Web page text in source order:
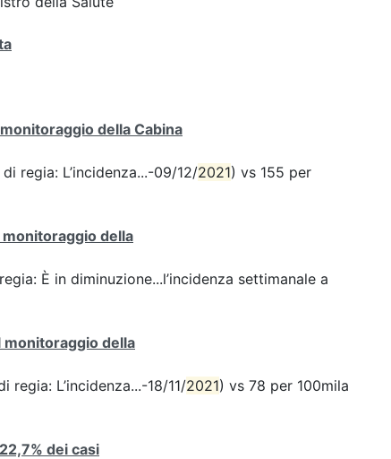
della Cabina
regia: L’incidenza...-09/12/2021) vs 155 per
della
È in diminuzione...l’incidenza settimanale a
della
L’incidenza...-18/11/2021) vs 78 per 100mila
dei casi